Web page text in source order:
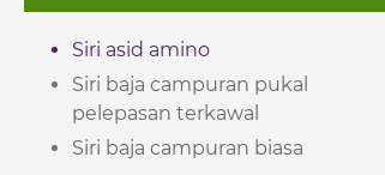
Siri asid amino
Siri baja campuran pukal
pelepasan terkawal
Siri baja campuran biasa